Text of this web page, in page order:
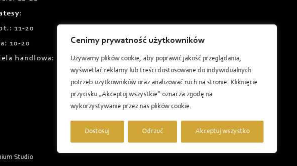
Cenimy prywatność użytkowników
Używamy plików cookie, aby poprawić jakość przeglądania,
wyświetlać reklamy lub treści dostosowane do indywidualnych
potrzeb użytkowników oraz analizować ruch na stronie. Kliknięcie
przycisku „Akceptuj wszystkie” oznacza zgodę na
wykorzystywanie przez nas plików cookie.
Dostosuj Odrzuć Akceptuj wszystko
:
11-20
10-20
handlowa: 12-18
Studio